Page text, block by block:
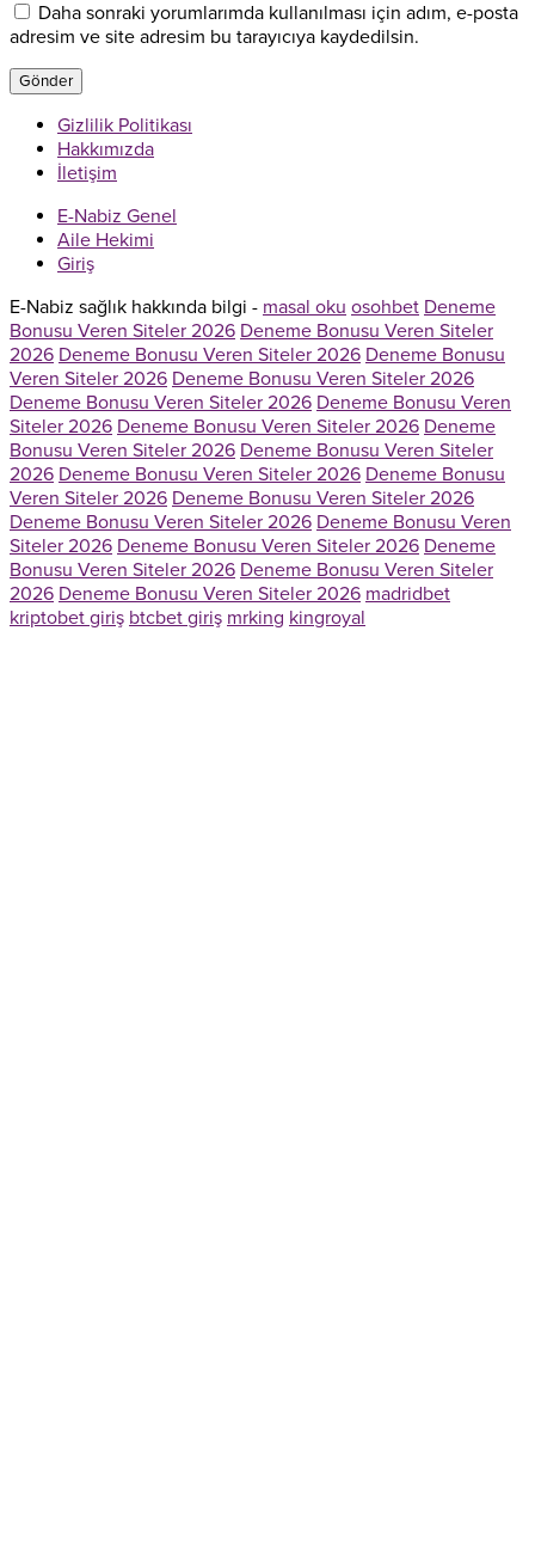
Daha sonraki yorumlarımda kullanılması için adım, e-posta
adresim ve site adresim bu tarayıcıya kaydedilsin.
Gizlilik Politikası
Hakkımızda
İletişim
E-Nabiz Genel
Aile Hekimi
Giriş
E-Nabiz sağlık hakkında bilgi - masal oku osohbet Deneme
Bonusu Veren Siteler 2026 Deneme Bonusu Veren Siteler
2026 Deneme Bonusu Veren Siteler 2026 Deneme Bonusu
Veren Siteler 2026 Deneme Bonusu Veren Siteler 2026
Deneme Bonusu Veren Siteler 2026 Deneme Bonusu Veren
Siteler 2026 Deneme Bonusu Veren Siteler 2026 Deneme
Bonusu Veren Siteler 2026 Deneme Bonusu Veren Siteler
2026 Deneme Bonusu Veren Siteler 2026 Deneme Bonusu
Veren Siteler 2026 Deneme Bonusu Veren Siteler 2026
Deneme Bonusu Veren Siteler 2026 Deneme Bonusu Veren
Siteler 2026 Deneme Bonusu Veren Siteler 2026 Deneme
Bonusu Veren Siteler 2026 Deneme Bonusu Veren Siteler
2026 Deneme Bonusu Veren Siteler 2026 madridbet
kriptobet giriş btcbet giriş mrking kingroyal